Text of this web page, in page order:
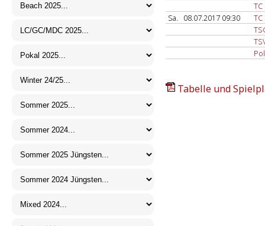
Sa.
08.07.2017 09:30
Tabelle und